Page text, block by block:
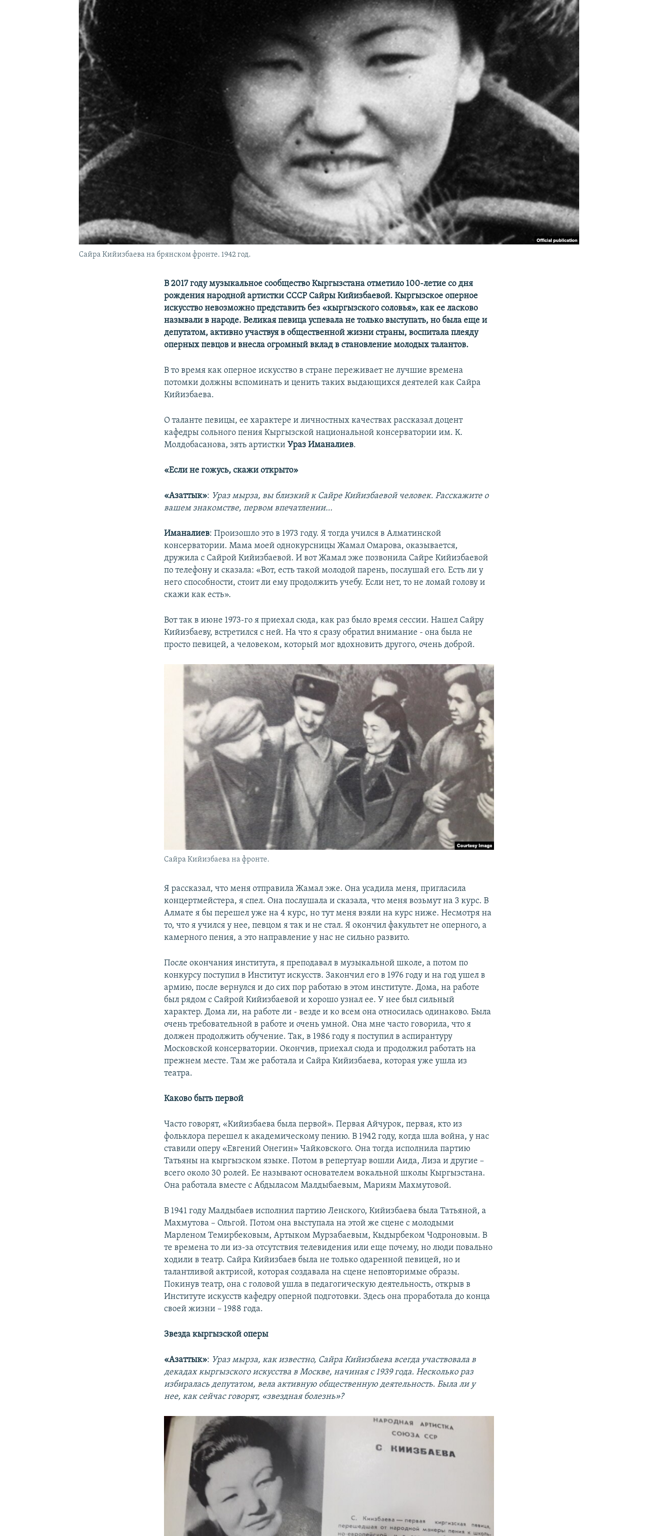
Сайра Кийизбаева на брянском фронте. 1942 год.
В 2017 году музыкальное сообщество Кыргызстана отметило 100-летие со дня
рождения народной артистки СССР Сайры Кийизбаевой. Кыргызское оперное
искусство невозможно представить без «кыргызского соловья», как ее ласково
называли в народе. Великая певица успевала не только выступать, но была еще и
депутатом, активно участвуя в общественной жизни страны, воспитала плеяду
оперных певцов и внесла огромный вклад в становление молодых талантов.
В то время как оперное искусство в стране переживает не лучшие времена
потомки должны вспоминать и ценить таких выдающихся деятелей как Сайра
Кийизбаева.
О таланте певицы, ее характере и личностных качествах рассказал доцент
кафедры сольного пения Кыргызской национальной консерватории им. К.
Молдобасанова, зять артисткиУраз Иманалиев.
«Если не гожусь, скажи открыто»
«Азаттык»: Ураз мырза, вы близкий к Сайре Кийизбаевой человек. Расскажите о
вашем знакомстве, первом впечатлении…
Иманалиев: Произошло это в 1973 году. Я тогда учился в Алматинской
консерватории. Мама моей однокурсницы Жамал Омарова, оказывается,
дружила с Сайрой Кийизбаевой. И вот Жамал эже позвонила Сайре Кийизбаевой
по телефону и сказала: «Вот, есть такой молодой парень, послушай его. Есть ли у
него способности, стоит ли ему продолжить учебу. Если нет, то не ломай голову и
скажи как есть».
Вот так в июне 1973-го я приехал сюда, как раз было время сессии. Нашел Сайру
Кийизбаеву, встретился с ней. На что я сразу обратил внимание - она была не
просто певицей, а человеком, который мог вдохновить другого, очень доброй.
Сайра Кийизбаева на фронте.
Я рассказал, что меня отправила Жамал эже. Она усадила меня, пригласила
концертмейстера, я спел. Она послушала и сказала, что меня возьмут на 3 курс. В
Алмате я бы перешел уже на 4 курс, но тут меня взяли на курс ниже. Несмотря на
то, что я учился у нее, певцом я так и не стал. Я окончил факультет не оперного, а
камерного пения, а это направление у нас не сильно развито.
После окончания института, я преподавал в музыкальной школе, а потом по
конкурсу поступил в Институт искусств. Закончил его в 1976 году и на год ушел в
армию, после вернулся и до сих пор работаю в этом институте. Дома, на работе
был рядом с Сайрой Кийизбаевой и хорошо узнал ее. У нее был сильный
характер. Дома ли, на работе ли - везде и ко всем она относилась одинаково. Была
очень требовательной в работе и очень умной. Она мне часто говорила, что я
должен продолжить обучение. Так, в 1986 году я поступил в аспирантуру
Московской консерватории. Окончив, приехал сюда и продолжил работать на
прежнем месте. Там же работала и Сайра Кийизбаева, которая уже ушла из
театра.
Каково быть первой
Часто говорят, «Кийизбаева была первой». Первая Айчурок, первая, кто из
фольклора перешел к академическому пению. В 1942 году, когда шла война, у нас
ставили оперу «Евгений Онегин» Чайковского. Она тогда исполнила партию
Татьяны на кыргызском языке. Потом в репертуар вошли Аида, Лиза и другие –
всего около 30 ролей. Ее называют основателем вокальной школы Кыргызстана.
Она работала вместе с Абдыласом Малдыбаевым, Мариям Махмутовой.
В 1941 году Малдыбаев исполнил партию Ленского, Кийизбаева была Татьяной, а
Махмутова – Ольгой. Потом она выступала на этой же сцене с молодыми
Марленом Темирбековым, Артыком Мурзабаевым, Кыдырбеком Чодроновым. В
те времена то ли из-за отсутствия телевидения или еще почему, но люди повально
ходили в театр. Сайра Кийизбаев была не только одаренной певицей, но и
талантливой актрисой, которая создавала на сцене неповторимые образы.
Покинув театр, она с головой ушла в педагогическую деятельность, открыв в
Институте искусств кафедру оперной подготовки. Здесь она проработала до конца
своей жизни – 1988 года.
Звезда кыргызской оперы
«Азаттык»: Ураз мырза, как известно, Сайра Кийизбаева всегда участвовала в
декадах кыргызского искусства в Москве, начиная с 1939 года. Несколько раз
избиралась депутатом, вела активную общественную деятельность. Была ли у
нее, как сейчас говорят, «звездная болезнь»?